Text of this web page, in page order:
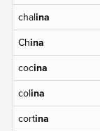
chalina
China
cocina
colina
cortina